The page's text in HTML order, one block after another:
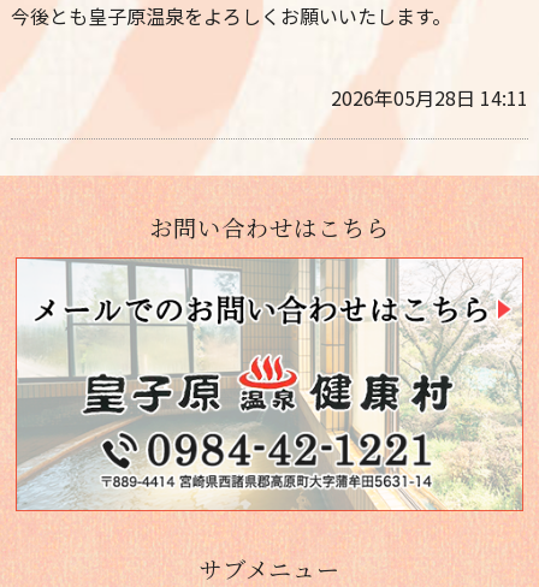
今後とも皇子原温泉をよろしくお願いいたします。
2026年05月28日 14:11
お問い合わせはこちら
サブメニュー